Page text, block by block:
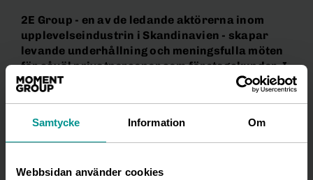
Samtycke Information Om
Webbsidan använder cookies
2E Group - en av de ledande aktörerna inom
upplevelseindustrin i Skandinavien - skapar
levande underhållning och meningsfulla möten
för såväl privatpersoner som företagskunder. I
koncernen ingår 2Entertain, Hansen samt
Wallmans Nöjen. 2E Group har 12 egna arenor
koncernen skapas upplevelser och möten för
mer än 1,8 miljoner gäster varje år.
2E Group har kontor i Stockholm, Göteborg,